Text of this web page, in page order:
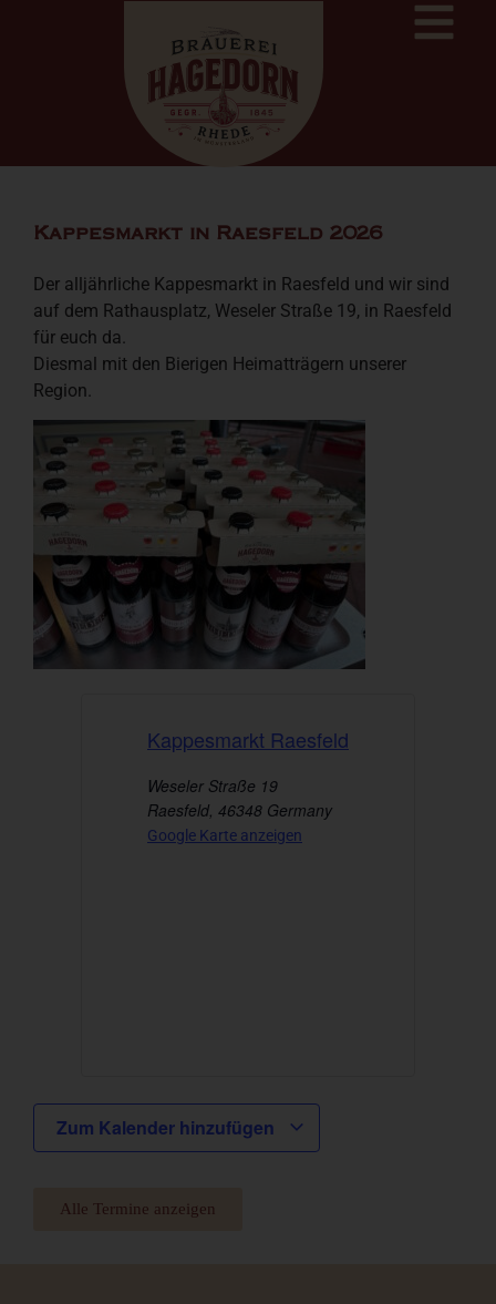
Kappesmarkt in Raesfeld 2026
Der alljährliche Kappesmarkt in Raesfeld und wir sind
auf dem Rathausplatz, Weseler Straße 19, in Raesfeld
für euch da.
Diesmal mit den Bierigen Heimatträgern unserer
Region.
Kappesmarkt Raesfeld
Weseler Straße 19
Raesfeld 46348 Germany
Google Karte anzeigen
Zum Kalender hinzufügen
Alle Termine anzeigen